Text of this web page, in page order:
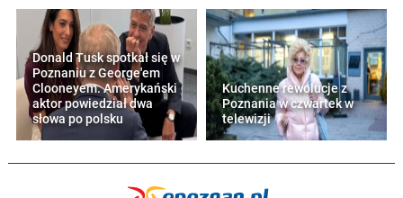
Donald Tusk spotkał się w
Poznaniu z George'em
Clooneyem. Amerykański
aktor powiedział dwa
słowa po polsku
Kuchenne rewolucje z
Poznania w czwartek w
telewizji